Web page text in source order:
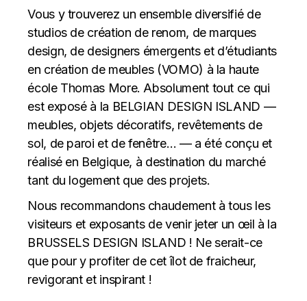
Vous y trouverez un ensemble diversifié de
studios de création de renom, de marques
design, de designers émergents et d’étudiants
en création de meubles (VOMO) à la haute
école Thomas More. Absolument tout ce qui
est exposé à la BELGIAN DESIGN ISLAND —
meubles, objets décoratifs, revêtements de
sol, de paroi et de fenêtre… — a été conçu et
réalisé en Belgique, à destination du marché
tant du logement que des projets.
Nous recommandons chaudement à tous les
visiteurs et exposants de venir jeter un œil à la
BRUSSELS DESIGN ISLAND ! Ne serait-ce
que pour y profiter de cet îlot de fraicheur,
revigorant et inspirant !